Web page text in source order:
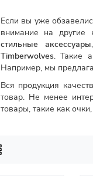
Если вы уже
внимание на другие
стильные аксессуары
Timberwolves. Такие
Например, мы
Вся продукция
товар. Не менее
товары, такие как